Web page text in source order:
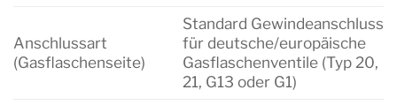
Anschlussart
(Gasflaschenseite)
Standard Gewindeanschluss
für deutsche/europäische
Gasflaschenventile (Typ 20,
21, G13 oder G1)